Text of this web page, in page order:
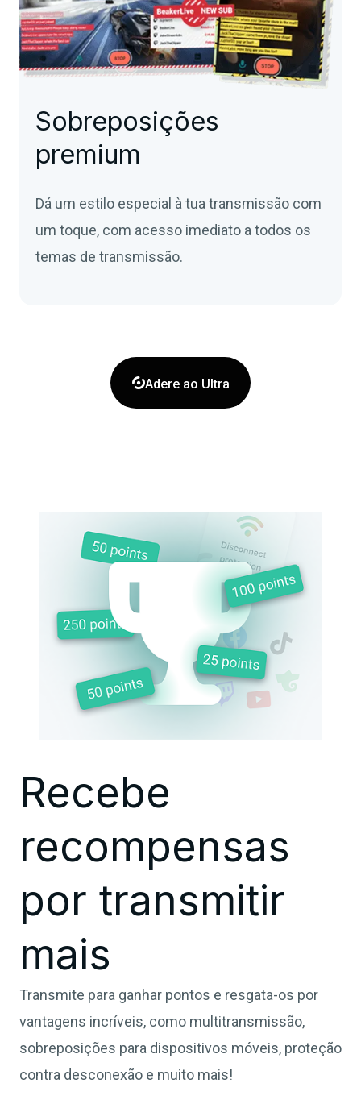
Sobreposições
premium
Dá um estilo especial à tua transmissão com
um toque, com acesso imediato a todos os
temas de transmissão.
Adere ao Ultra
Recebe
recompensas
por transmitir
mais
Transmite para ganhar pontos e resgata-os por
vantagens incríveis, como multitransmissão,
sobreposições para dispositivos móveis, proteção
contra desconexão e muito mais!